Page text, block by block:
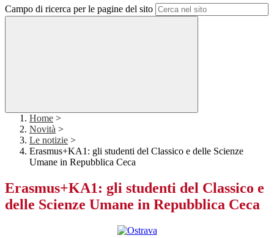
Campo di ricerca per le pagine del sito
Home >
Novità >
Le notizie >
Erasmus+KA1: gli studenti del Classico e delle Scienze
Umane in Repubblica Ceca
Erasmus+KA1: gli studenti del Classico e
delle Scienze Umane in Repubblica Ceca